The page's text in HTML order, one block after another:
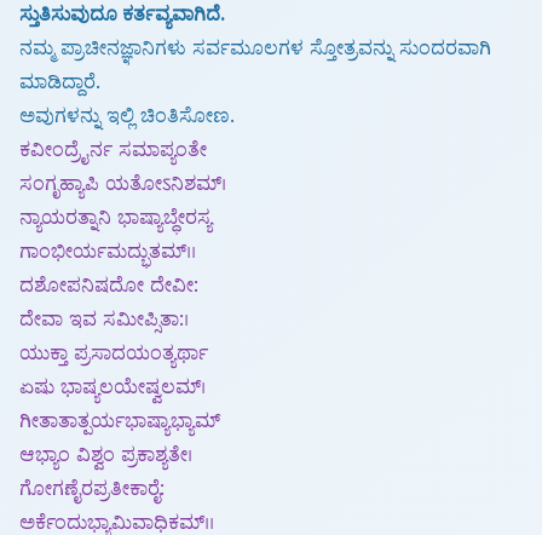
ಸ್ತುತಿಸುವುದೂ ಕರ್ತವ್ಯವಾಗಿದೆ.
ನಮ್ಮ ಪ್ರಾಚೀನಜ್ಞಾನಿಗಳು ಸರ್ವಮೂಲಗಳ ಸ್ತೋತ್ರವನ್ನು ಸುಂದರವಾಗಿ
ಮಾಡಿದ್ದಾರೆ.
ಅವುಗಳನ್ನು ಇಲ್ಲಿ ಚಿಂತಿಸೋಣ.
ಕವೀಂದ್ರೈರ್ನ ಸಮಾಪ್ಯಂತೇ
ಸಂಗೃಹ್ಯಾಪಿ ಯತೋऽನಿಶಮ್।
ನ್ಯಾಯರತ್ನಾನಿ ಭಾಷ್ಯಾಬ್ಧೇರಸ್ಯ
ಗಾಂಭೀರ್ಯಮದ್ಭುತಮ್।।
ದಶೋಪನಿಷದೋ ದೇವೀ:
ದೇವಾ ಇವ ಸಮೀಪ್ಸಿತಾ:।
ಯುಕ್ತಾ ಪ್ರಸಾದಯಂತ್ಯರ್ಥಾ
ಏಷು ಭಾಷ್ಯಲಯೇಷ್ವಲಮ್।
ಗೀತಾತಾತ್ಪರ್ಯಭಾಷ್ಯಾಭ್ಯಾಮ್
ಆಭ್ಯಾಂ ವಿಶ್ವಂ ಪ್ರಕಾಶ್ಯತೇ।
ಗೋಗಣೈರಪ್ರತೀಕಾರೈ:
ಅರ್ಕೆಂದುಭ್ಯಾಮಿವಾಧಿಕಮ್।।